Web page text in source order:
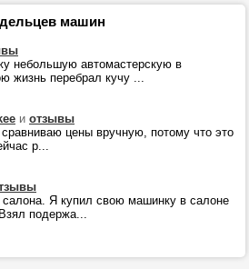
машин
небольшую автомастерскую в
жизнь перебрал кучу ...
и отзывы
цены вручную, потому что это
р...
салона. Я купил свою машинку в салоне
подержа...